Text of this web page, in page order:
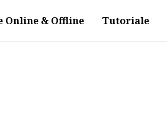
Online & Offline Tutoriale